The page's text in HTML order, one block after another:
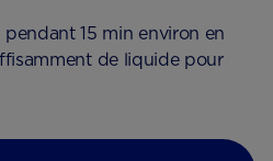
15 min environ en
de liquide pour